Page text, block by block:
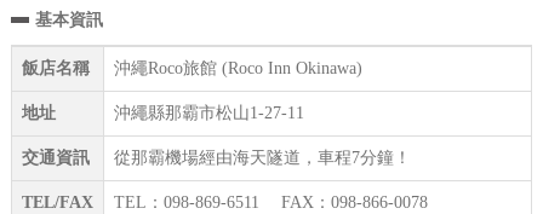
基本資訊
飯店名稱 沖繩Roco旅館 (Roco Inn Okinawa)
地址 沖繩縣那霸市松山1-27-11
交通資訊 從那霸機場經由海天隧道，車程7分鐘！
TEL/FAX TEL：098-869-6511 FAX：098-866-0078